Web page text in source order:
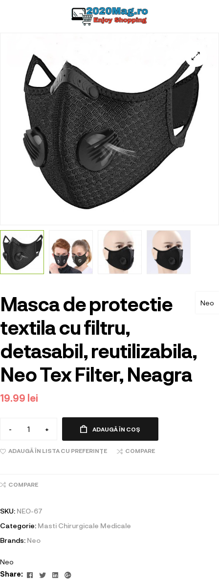
Neo
Masca de protectie
textila cu filtru,
detasabil, reutilizabila,
Neo Tex Filter, Neagra
19.99 lei
- + ADAUGĂ ÎN COȘ
ADAUGĂ ÎN LISTA CU PREFERINȚE COMPARE
COMPARE
SKU: NEO-67
Categorie: Masti Chirurgicale Medicale
Brands: Neo
Neo
Share:
Facebook
TwitterLinkedin
Google+